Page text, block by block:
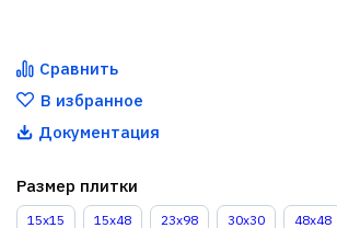
Сравнить
В избранное
Документация
Размер плитки
15х15 15х48 23х98 30x30 48x48